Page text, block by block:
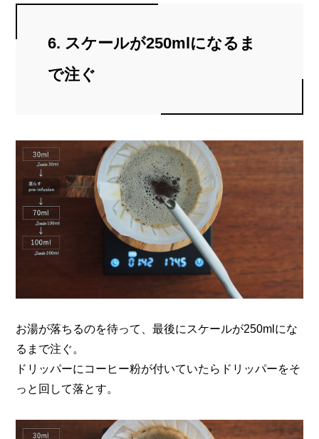
6. スケールが250mlになるま
で注ぐ
お湯が落ちるのを待って、最後にスケールが250mlにな
るまで注ぐ。
ドリッパーにコーヒー粉が付いていたらドリッパーをそ
っと回して落とす。